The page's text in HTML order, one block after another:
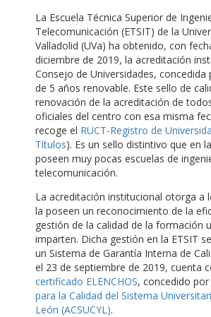
La Escuela Técnica Superior de
Telecomunicación (ETSIT) de la
Valladolid (UVa) ha obtenido, con
diciembre de 2019, la acreditación
Consejo de Universidades, concedida
de 5 años renovable. Este sello de
renovación de la acreditación de
oficiales del centro con esa misma
recoge el RUCT-Registro de
Títulos). Es un sello distintivo que en
poseen muy pocas escuelas de
telecomunicación.
La acreditación institucional otorga a
la poseen un reconocimiento de la
gestión de la calidad de la formación
imparten. Dicha gestión en la ETSIT
un Sistema de Garantía Interna de
el 23 de septiembre de 2019, cuenta
certificado ELENCHOS, concedido por
para la Calidad del Sistema
León (ACSUCYL).